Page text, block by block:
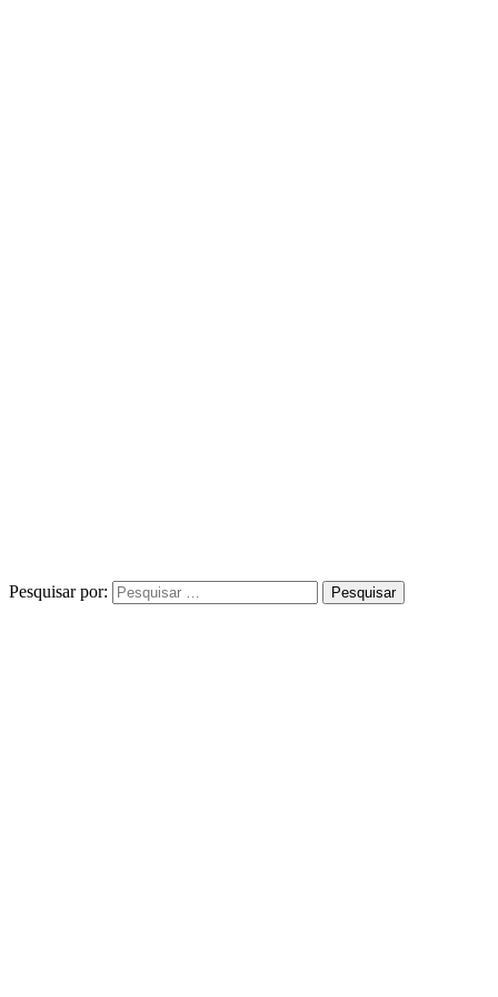
Pesquisar por: